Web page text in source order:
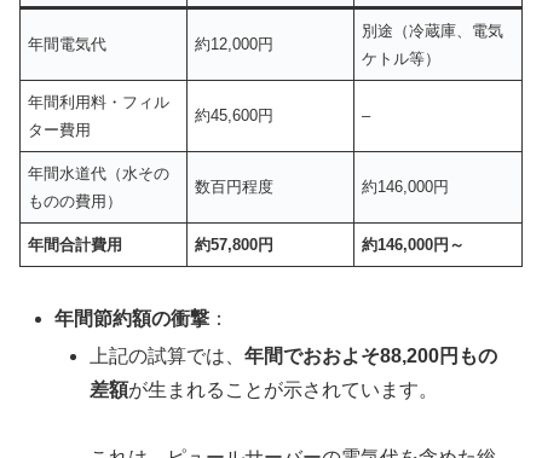
年間電気代 約12,000円
別途（冷蔵庫、電気
ケトル等）
年間利用料・フィル
ター費用
約45,600円 –
年間水道代（水その
ものの費用）
数百円程度 約146,000円
年間合計費用 約57,800円 約146,000円～
年間節約額の衝撃 ：
上記の試算では、年間でおおよそ88,200円もの
差額が生まれることが示されています。